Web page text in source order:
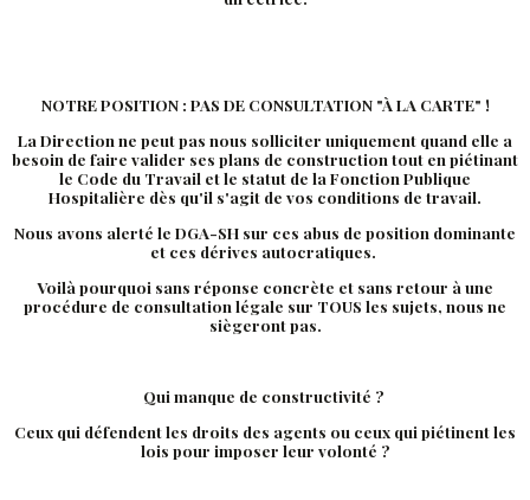
NOTRE POSITION : PAS DE CONSULTATION "À LA CARTE" !
La Direction ne peut pas nous solliciter uniquement quand elle a
besoin de faire valider ses plans de construction tout en piétinant
le Code du Travail et le statut de la Fonction Publique
Hospitalière dès qu'il s'agit de vos conditions de travail.
Nous avons alerté le DGA-SH sur ces abus de position dominante
et ces dérives autocratiques.
Voilà pourquoi sans réponse concrète et sans retour à une
procédure de consultation légale sur TOUS les sujets, nous ne
siègeront pas.
Qui manque de constructivité ?
Ceux qui défendent les droits des agents ou ceux qui piétinent les
lois pour imposer leur volonté ?